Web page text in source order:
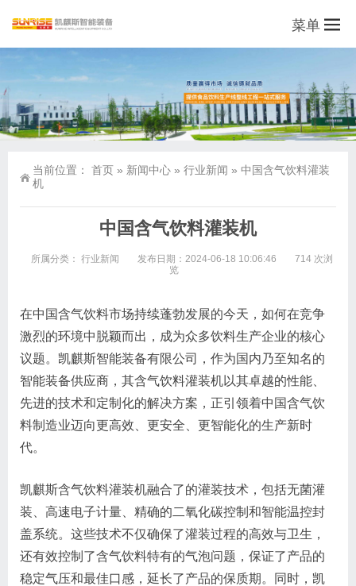
菜单
当前位置： 首页 » 新闻中心 » 行业新闻 » 中国含气饮料灌装
机
中国含气饮料灌装机
所属分类： 行业新闻 发布日期：2024-06-18 10:06:46
714 次浏
览
在中国含气饮料市场持续蓬勃发展的今天，如何在竞争
激烈的环境中脱颖而出，成为众多饮料生产企业的核心
议题。凯麒斯智能装备有限公司，作为国内乃至知名的
智能装备供应商，其含气饮料灌装机以其卓越的性能、
先进的技术和定制化的解决方案，正引领着中国含气饮
料制造业迈向更高效、更安全、更智能化的生产新时
代。
凯麒斯含气饮料灌装机融合了的灌装技术，包括无菌灌
装、高速电子计量、精确的二氧化碳控制和智能温控封
盖系统。这些技术不仅确保了灌装过程的高效与卫生，
还有效控制了含气饮料特有的气泡问题，保证了产品的
稳定气压和最佳口感，延长了产品的保质期。同时，凯